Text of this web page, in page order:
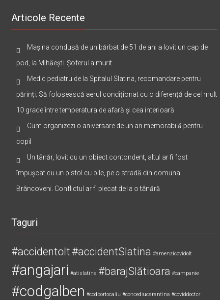
Articole Recente
Mașina condusă de un bărbat de 51 de ani a lovit un cap de
pod, la Mihăești. Șoferul a murit
Medic pediatru de la Spitalul Slatina, recomandare pentru
părinți: Să folosească aerul condiționat cu o diferență de cel mult
10 grade între temperatura de afară și cea interioară
Cum organizezi o aniversare de un an memorabilă pentru
copil
Un tânăr, lovit cu un obiect contondent, altul ar fi fost
împușcat cu un pistol cu bile, pe o stradă din comuna
Brâncoveni. Conflictul ar fi plecat de la o tânără
Taguri
#accidentolt #accidentSlatina #amenzicovidolt
#angajari #atislatina #barajSlătioara #campanie
#codgalben #codportocaliu #concediucarantina #coviddoctor